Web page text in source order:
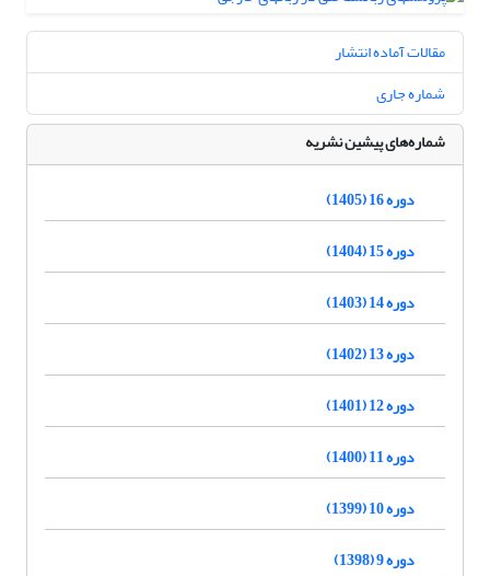
مقالات آماده انتشار
شماره جاری
شماره‌های پیشین نشریه
دوره 16 (1405)
دوره 15 (1404)
دوره 14 (1403)
دوره 13 (1402)
دوره 12 (1401)
دوره 11 (1400)
دوره 10 (1399)
دوره 9 (1398)